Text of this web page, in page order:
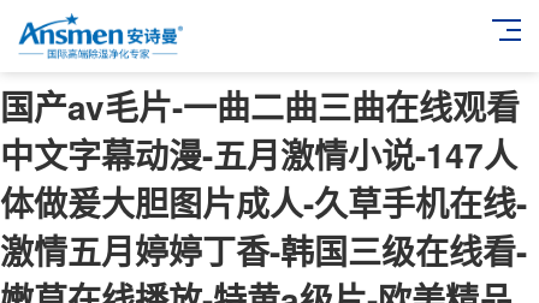
国产av毛片-一曲二曲三曲在线观看
中文字幕动漫-五月激情小说-147人
体做爰大胆图片成人-久草手机在线-
激情五月婷婷丁香-韩国三级在线看-